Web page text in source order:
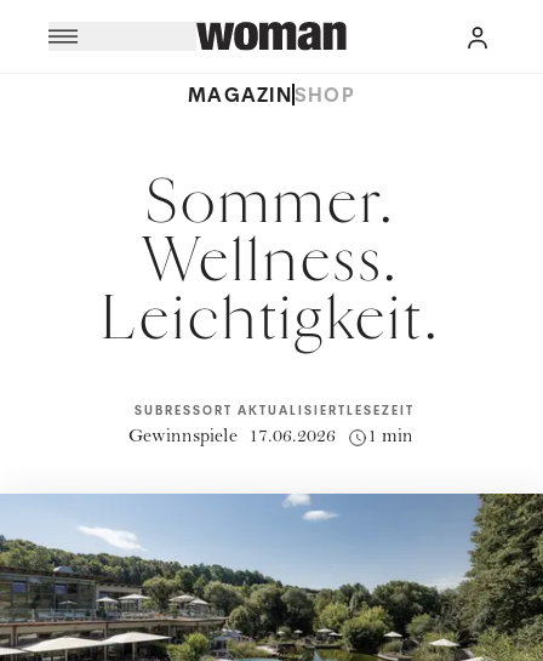
MAGAZINSHOP
Sommer.
Wellness.
Leichtigkeit.
SUBRESSORT
Gewinnspiele
AKTUALISIERT
17.06.2026
LESEZEIT
1 min